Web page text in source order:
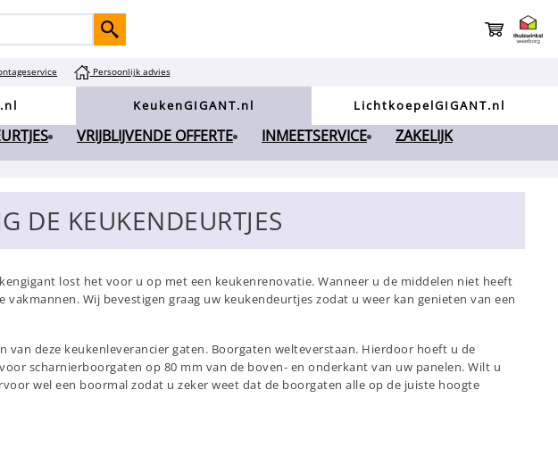
Persoonlijk advies
KeukenGIGANT.nl LichtkoepelGIGANT.nl
VRIJBLIJVENDE OFFERTE INMEETSERVICE ZAKELIJK
DE KEUKENDEURTJES
lost het voor u op met een keukenrenovatie. Wanneer u de middelen niet heeft
Wij bevestigen graag uw keukendeurtjes zodat u weer kan genieten van een
deze keukenleverancier gaten. Boorgaten welteverstaan. Hierdoor hoeft u de
scharnierboorgaten op 80 mm van de boven- en onderkant van uw panelen. Wilt u
wel een boormal zodat u zeker weet dat de boorgaten alle op de juiste hoogte